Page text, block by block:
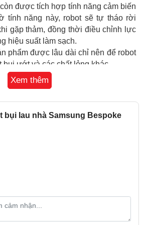
được tích hợp tính năng cảm biến
tính năng này, robot sẽ tự tháo rời
gặp thảm, đồng thời điều chỉnh lực
hiệu suất làm sạch.
phẩm được lâu dài chỉ nên để robot
bụi ướt và các chất lỏng khác.
chứa bụi, khoang chứa nước
dáng tròn, sắc trắng sang trọng làm
cắt chống xoắn rối giúp cắt nhỏ tóc
sạch nhanh chóng mà không lo
thời, tại trạm sạc còn trang bị thêm
đến 2.5 lít, cho khả năng lưu trữ lớn
ml, kết hợp cùng 1 bình nước sạch 4
lít phục vụ hiệu quả cho việc lau
Xem thêm
bụi lau nhà Samsung Bespoke